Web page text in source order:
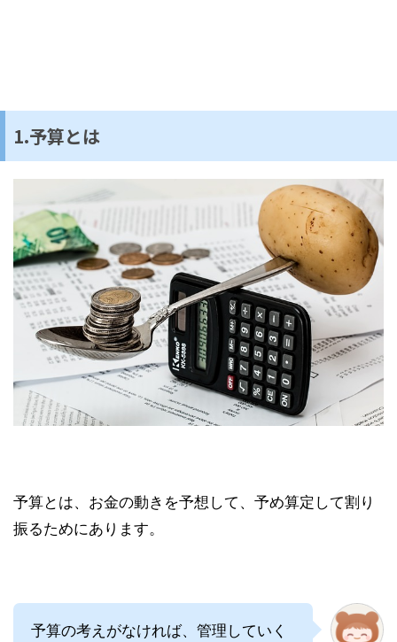
1.予算とは
予算とは、お金の動きを予想して、予め算定して割り
振るためにあります。
予算の考えがなければ、管理していく